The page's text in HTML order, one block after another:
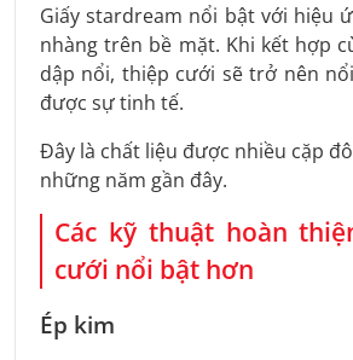
Giấy stardream nổi bật với hiệu
nhàng trên bề mặt. Khi kết hợp
dập nổi, thiệp cưới sẽ trở nên
được sự tinh tế.
Đây là chất liệu được nhiều cặp
những năm gần đây.
Các kỹ thuật hoàn
cưới nổi bật hơn
Ép kim